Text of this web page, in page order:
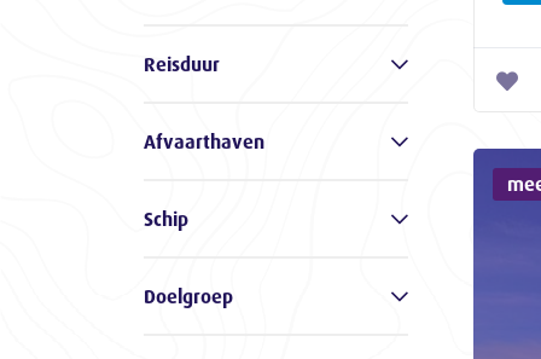
Reisduur
Afvaarthaven
Schip
Doelgroep